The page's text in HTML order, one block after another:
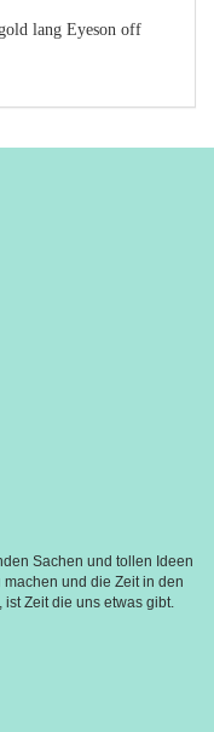
lang Eyeson off
Sachen und tollen Ideen
und die Zeit in den
ist Zeit die uns etwas gibt.